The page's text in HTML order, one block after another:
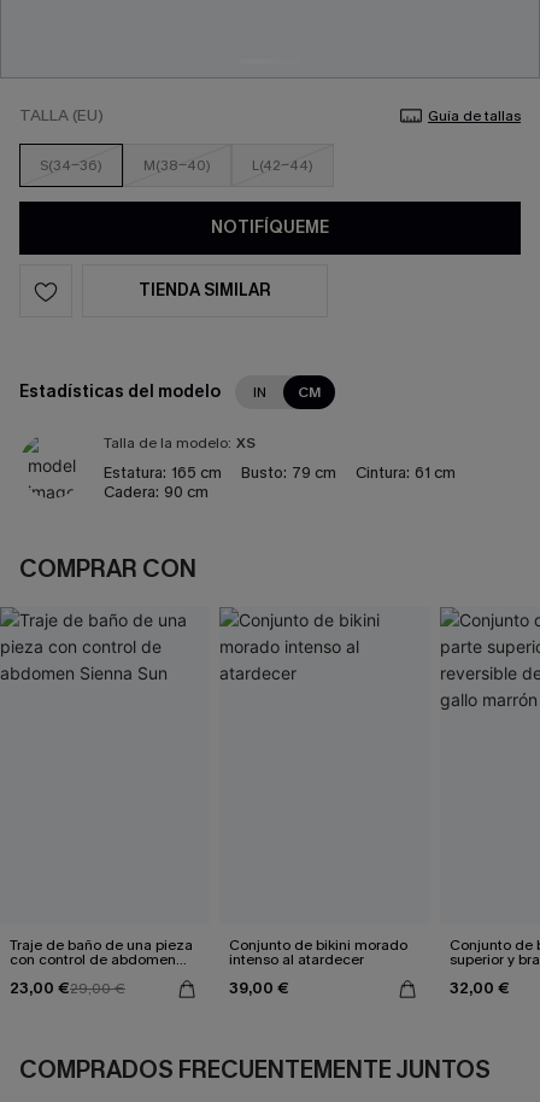
TALLA (EU) Guía de tallas
S(34-36) M(38-40) L(42-44)
NOTIFÍQUEME
TIENDA SIMILAR
Estadísticas del modelo IN CM
Talla de la modelo: XS
Estatura: 165 cm Busto: 79 cm Cintura: 61 cm
Cadera: 90 cm
COMPRAR CON
Traje de baño de una pieza
con control de abdomen
23,00 €29,00 €
Conjunto de bikini morado
intenso al atardecer
39,00 €
Conjunto de
superior y
reversible
marrón
32,00 €
COMPRADOS FRECUENTEMENTE JUNTOS